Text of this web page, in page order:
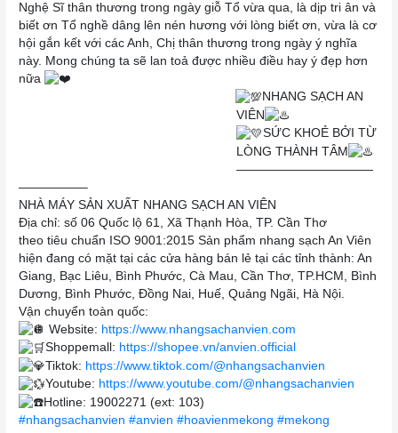
Nghệ Sĩ thân thương trong ngày giỗ Tổ vừa qua, là dịp tri ân và
biết ơn Tổ nghề dâng lên nén hương với lòng biết ơn, vừa là cơ
hội gắn kết với các Anh, Chị thân thương trong ngày ý nghĩa
này. Mong chúng ta sẽ lan toả được nhiều điều hay ý đẹp hơn
nữa
NHANG SẠCH AN
VIÊN
SỨC KHOẺ BỞI TỪ
LÒNG THÀNH TÂM
———————————
—————–
NHÀ MÁY SẢN XUẤT NHANG SẠCH AN VIÊN
Địa chỉ: số 06 Quốc lộ 61, Xã Thạnh Hòa, TP. Cần Thơ
theo tiêu chuẩn ISO 9001:2015 Sản phẩm nhang sạch An Viên
hiện đang có mặt tại các cửa hàng bán lẻ tại các tỉnh thành: An
Giang, Bạc Liêu, Bình Phước, Cà Mau, Cần Thơ, TP.HCM, Bình
Dương, Bình Phước, Đồng Nai, Huế, Quảng Ngãi, Hà Nội.
Vận chuyển toàn quốc:
Website: https://www.nhangsachanvien.com
Shoppemall: https://shopee.vn/anvien.official
Tiktok: https://www.tiktok.com/@nhangsachanvien
Youtube: https://www.youtube.com/@nhangsachanvien
Hotline: 19002271 (ext: 103)
#nhangsachanvien #anvien #hoavienmekong #mekong